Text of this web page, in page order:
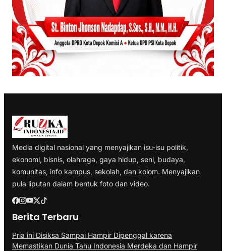
Media digital nasional yang menyajikan isu-isu politik,
ekonomi, bisnis, olahraga, gaya hidup, seni, budaya,
komunitas, info kampus, sekolah, dan kolom. Menyajikan
pula liputan dalam bentuk foto dan video.
Berita Terbaru
Pria ini Disiksa Sampai Hampir Dipenggal karena
Memastikan Dunia Tahu Indonesia Merdeka dan Hampir